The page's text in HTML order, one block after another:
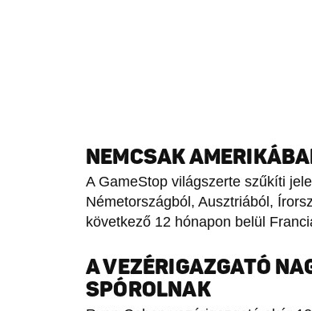
NEMCSAK
A GameStop világszerte szűkíti
Németországból, Ausztriából,
következő 12 hónapon belül
A VEZÉRIGAZGATÓ
SPÓROLNAK